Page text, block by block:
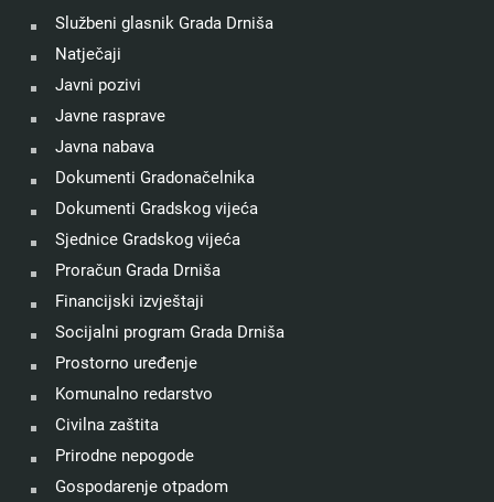
Službeni glasnik Grada Drniša
Natječaji
Javni pozivi
Javne rasprave
Javna nabava
Dokumenti Gradonačelnika
Dokumenti Gradskog vijeća
Sjednice Gradskog vijeća
Proračun Grada Drniša
Financijski izvještaji
Socijalni program Grada Drniša
Prostorno uređenje
Komunalno redarstvo
Civilna zaštita
Prirodne nepogode
Gospodarenje otpadom